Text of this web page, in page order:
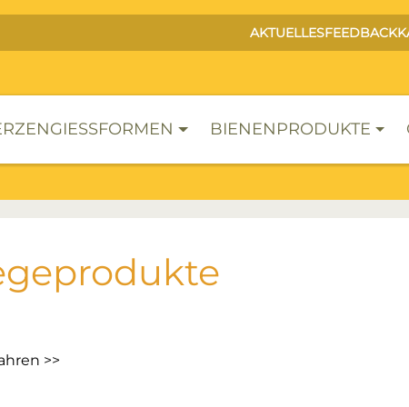
AKTUELLESFEEDBACK
BIENENPRODUKTE
>>